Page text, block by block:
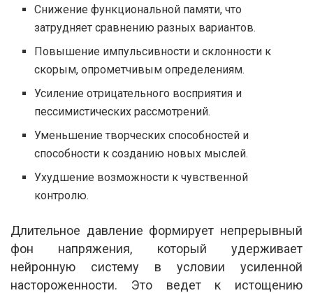
Снижение функциональной памяти, что
затрудняет сравнению разных вариантов.
Повышение импульсивности и склонности к
скорым, опрометчивым определениям.
Усиление отрицательного восприятия и
пессимистических рассмотрений.
Уменьшение творческих способностей и
способности к созданию новых мыслей.
Ухудшение возможности к чувственной
контролю.
Длительное давление формирует непрерывный
фон напряжения, который удерживает
нейронную систему в условии усиленной
настороженности. Это ведет к истощению